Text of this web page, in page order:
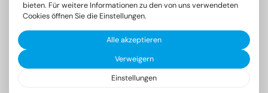
DIN 7 1.4305 1,5m6X4
bieten. Für weitere Informationen zu den von uns verwendeten
Cookies öffnen Sie die Einstellungen.
Alle akzeptieren
Verweigern
Einstellungen